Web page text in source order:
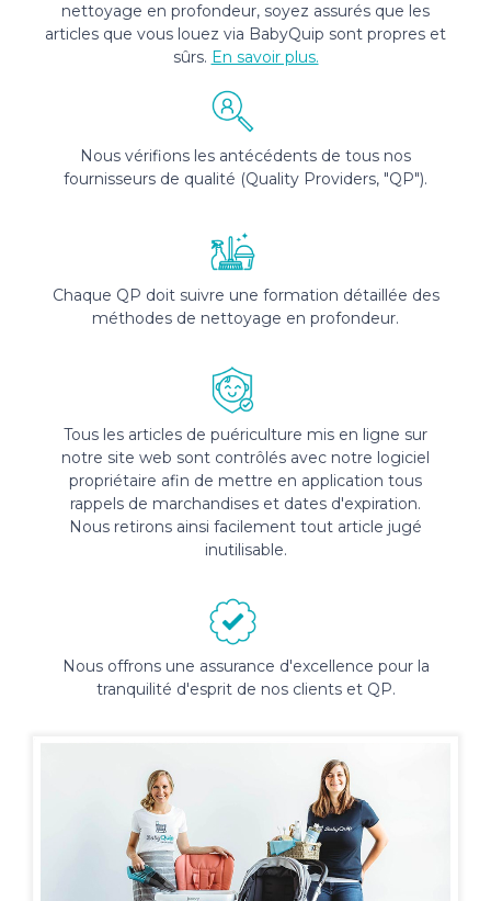
nettoyage en profondeur, soyez assurés que les
articles que vous louez via BabyQuip sont propres et
sûrs. En savoir plus.
Nous vérifions les antécédents de tous nos
fournisseurs de qualité (Quality Providers, "QP").
Chaque QP doit suivre une formation détaillée des
méthodes de nettoyage en profondeur.
Tous les articles de puériculture mis en ligne sur
notre site web sont contrôlés avec notre logiciel
propriétaire afin de mettre en application tous
rappels de marchandises et dates d'expiration.
Nous retirons ainsi facilement tout article jugé
inutilisable.
Nous offrons une assurance d'excellence pour la
tranquilité d'esprit de nos clients et QP.